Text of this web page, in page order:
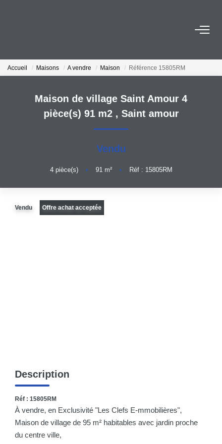
VENDRE
NOS AGENCES
Qui Sommes-Nous
Notre Équipe
Accueil Maisons A vendre Maison Référence 15805RM
Maison de village Saint Amour 4
pièce(s) 91 m2 , Saint amour
Vendu
4pièce(s) • 91 m² • Réf : 15805RM
Vendu Offre achat acceptée
Description
Réf : 15805RM
À vendre, en Exclusivité "Les Clefs E-mmobilières",
Maison de village de 95 m² habitables avec jardin proche
du centre ville,